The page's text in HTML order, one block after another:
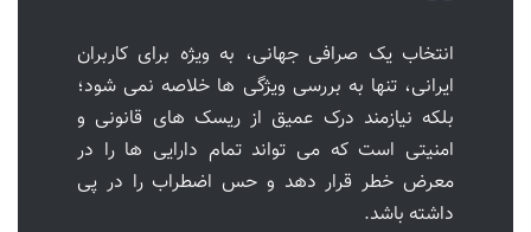
انتخاب یک صرافی جهانی، به ویژه برای کاربران
ایرانی، تنها به بررسی ویژگی ها خلاصه نمی شود؛
بلکه نیازمند درک عمیق از ریسک های قانونی و
امنیتی است که می تواند تمام دارایی ها را در
معرض خطر قرار دهد و حس اضطراب را در پی
داشته باشد.